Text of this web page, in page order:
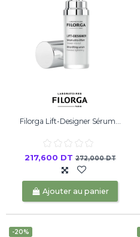
Filorga Lift-Designer Sérum...
217,600 DT272,000 DT
Ajouter au panier
-20%